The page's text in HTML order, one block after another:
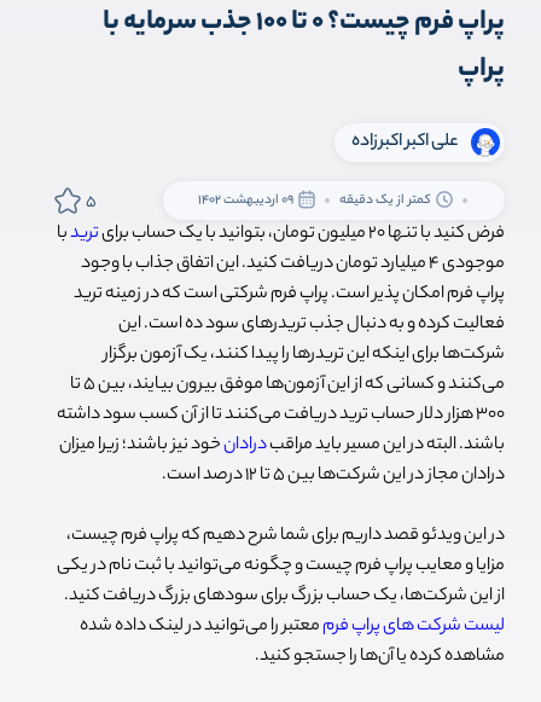
پراپ فرم چیست؟ 0 تا 100 جذب سرمایه با
پراپ
علی اکبر اکبرزاده
کمتر از یک دقیقه 09 اردیبهشت 1402 5
فرض کنید با تنها 20 میلیون تومان، بتوانید با یک حساب برای تریدبا
موجودی 4 میلیارد تومان دریافت کنید. این اتفاق جذاب با وجود
پراپ فرم امکان پذیر است. پراپ فرم شرکتی است که در زمینه ترید
فعالیت کرده و به دنبال جذب تریدرهای سود ده است. این
شرکت‌ها برای اینکه این تریدرها را پیدا کنند، یک آزمون برگزار
می‌کنند و کسانی که از این آزمون‌ها موفق بیرون بیایند، بین 5 تا
300 هزار دلار حساب ترید دریافت می‌کنند تا از آن کسب سود داشته
باشند. البته در این مسیر باید مراقبدرادانخود نیز باشند؛ زیرا میزان
درادان مجاز در این شرکت‌ها بین 5 تا 12 درصد است.
در این ویدئو قصد داریم برای شما شرح دهیم که پراپ فرم چیست،
مزایا و معایب پراپ فرم چیست و چگونه می‌توانید با ثبت نام در یکی
از این شرکت‌ها، یک حساب بزرگ برای سود‌های بزرگ دریافت کنید.
لیست شرکت‌ های پراپ فرممعتبر را می‌توانید در لینک داده شده
مشاهده کرده یا آن‌ها را جستجو کنید.